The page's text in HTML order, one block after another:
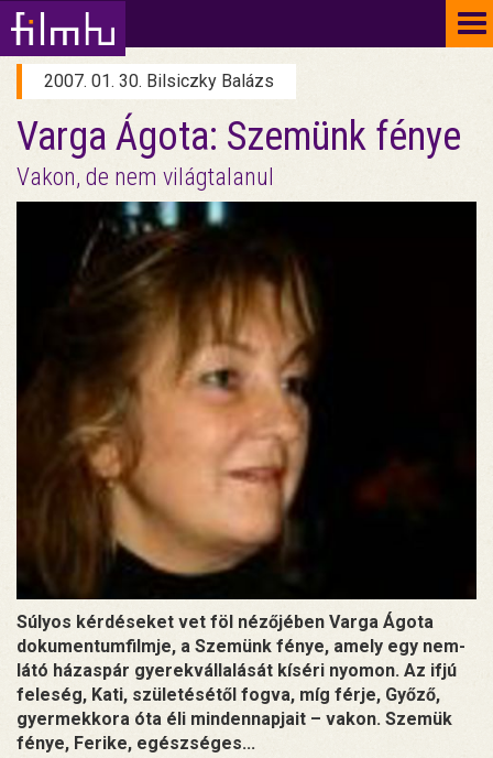
2007. 01. 30. Bilsiczky Balázs
Varga Ágota: Szemünk fénye
Vakon, de nem világtalanul
Súlyos kérdéseket vet föl nézőjében Varga Ágota
dokumentumfilmje, a Szemünk fénye, amely egy nem-
látó házaspár gyerekvállalását kíséri nyomon. Az ifjú
feleség, Kati, születésétől fogva, míg férje, Győző,
gyermekkora óta éli mindennapjait – vakon. Szemük
fénye, Ferike, egészséges...